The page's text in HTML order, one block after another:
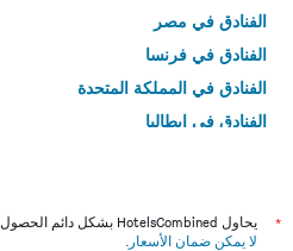
الفنادق في مصر
الفنادق في فرنسا
الفنادق في المملكة المتحدة
الفنادق في إيطاليا
*
يحاول HotelsCombined بشكل دائم الحصول على الأسعار الدقيقة، ولكن
لا يمكن ضمان الأسعار .